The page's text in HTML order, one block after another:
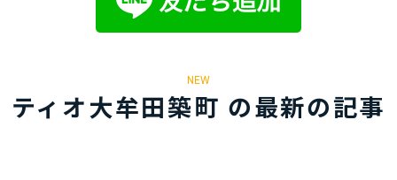
NEW
ティオ大牟田築町 の最新の記事